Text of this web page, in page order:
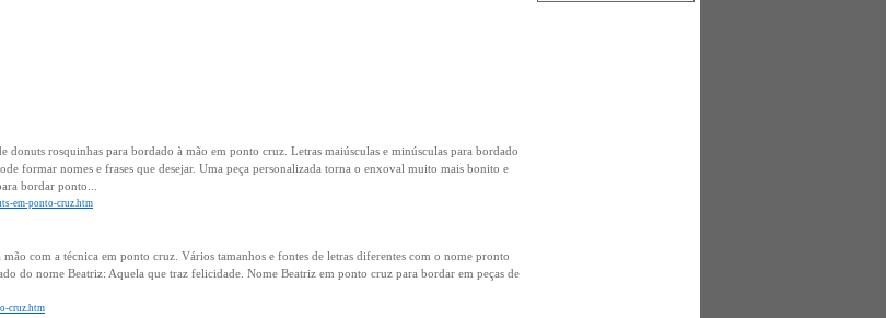
donuts rosquinhas para bordado à mão em ponto cruz. Letras maiúsculas e minúsculas para bordado
formar nomes e frases que desejar. Uma peça personalizada torna o enxoval muito mais bonito e
bordar ponto...
em-ponto-cruz.htm
com a técnica em ponto cruz. Vários tamanhos e fontes de letras diferentes com o nome pronto
do nome Beatriz: Aquela que traz felicidade. Nome Beatriz em ponto cruz para bordar em peças de
cruz.htm